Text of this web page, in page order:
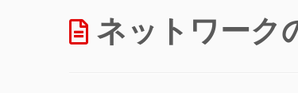
ネットワーク